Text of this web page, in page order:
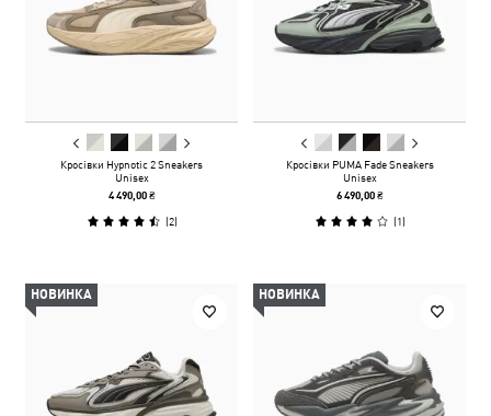
Кросівки Hypnotic 2 Sneakers
Unisex
4 490,00 ₴
(2)
Кросівки PUMA Fade Sneakers
Unisex
6 490,00 ₴
(1)
НОВИНКА НОВИНКА